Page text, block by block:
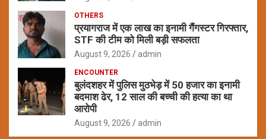
OTHERS
प्रयागराज में एक लाख का इनामी गैंगस्टर गिरफ्तार,
STF की टीम को मिली बड़ी सफलता
August 9, 2026 admin
ENCOUNTER
बुलंदशहर में पुलिस मुठभेड़ में 50 हजार का इनामी
बदमाश ढेर, 12 साल की बच्ची की हत्या का था
आरोपी
August 9, 2026 admin